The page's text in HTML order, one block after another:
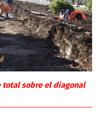
total sobre el diagonal